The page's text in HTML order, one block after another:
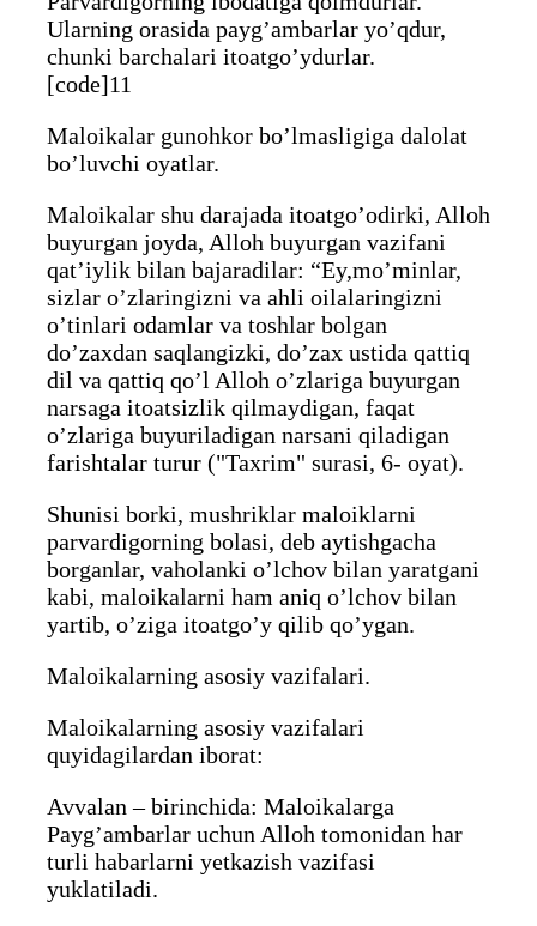
Ularning orasida payg’ambarlar yo’qdur,
chunki barchalari itoatgo’ydurlar.
[code]11
Maloikalar gunohkor bo’lmasligiga dalolat
bo’luvchi oyatlar.
Maloikalar shu darajada itoatgo’odirki, Alloh
buyurgan joyda, Alloh buyurgan vazifani
qat’iylik bilan bajaradilar: “Ey,mo’minlar,
sizlar o’zlaringizni va ahli oilalaringizni
o’tinlari odamlar va toshlar bolgan
do’zaxdan saqlangizki, do’zax ustida qattiq
dil va qattiq qo’l Alloh o’zlariga buyurgan
narsaga itoatsizlik qilmaydigan, faqat
o’zlariga buyuriladigan narsani qiladigan
farishtalar turur ("Taxrim" surasi, 6- oyat).
Shunisi borki, mushriklar maloiklarni
parvardigorning bolasi, deb aytishgacha
borganlar, vaholanki o’lchov bilan yaratgani
kabi, maloikalarni ham aniq o’lchov bilan
yartib, o’ziga itoatgo’y qilib qo’ygan.
Maloikalarning asosiy vazifalari.
Maloikalarning asosiy vazifalari
quyidagilardan iborat:
Avvalan – birinchida: Maloikalarga
Payg’ambarlar uchun Alloh tomonidan har
turli habarlarni yetkazish vazifasi
yuklatiladi.